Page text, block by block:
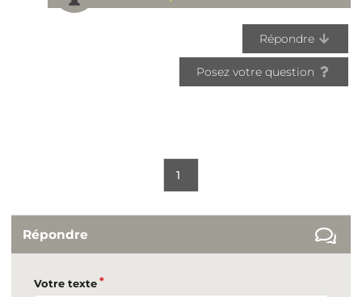
Répondre
Posez votre question
1
Répondre
Votre texte